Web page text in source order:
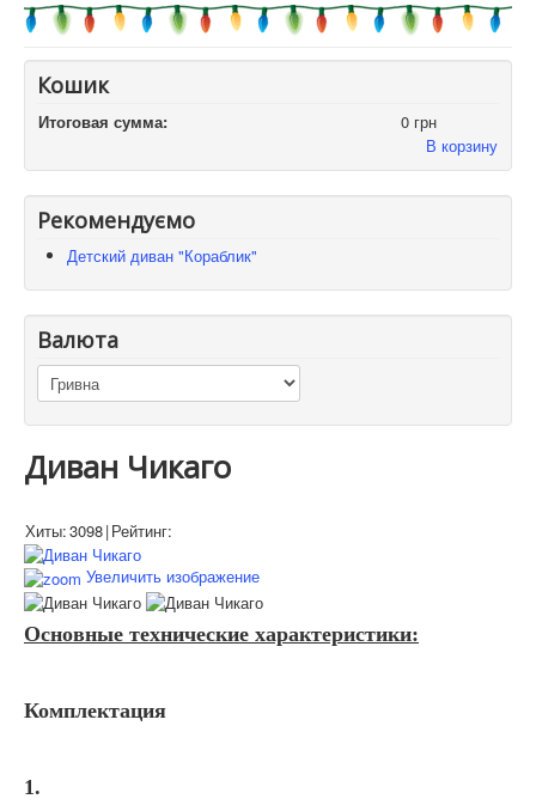
Кошик
Итоговая сумма:
0 грн
В корзину
Рекомендуємо
Детский диван "Кораблик"
Валюта
Диван Чикаго
Хиты:3098|Рейтинг:
Увеличить изображение
Основные технические характеристики:
Комплектация
1.